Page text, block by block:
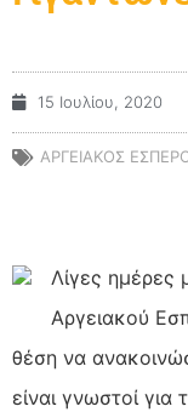
15 Ιουλίου, 2020
ΑΡΓΕΙΑΚΟΣ
Λίγες ημέρες
Αργειακού
θέση να
είναι γνωστοί για